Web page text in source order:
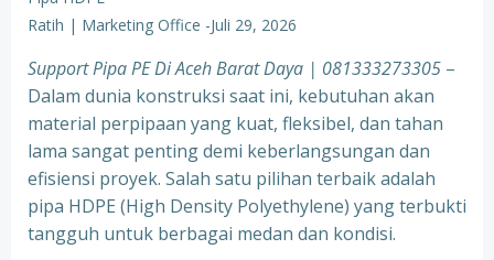
Ratih | Marketing Office -Juli 29, 2026
Support Pipa PE Di Aceh Barat Daya | 081333273305 –
Dalam dunia konstruksi saat ini, kebutuhan akan
material perpipaan yang kuat, fleksibel, dan tahan
lama sangat penting demi keberlangsungan dan
efisiensi proyek. Salah satu pilihan terbaik adalah
pipa HDPE (High Density Polyethylene) yang terbukti
tangguh untuk berbagai medan dan kondisi.